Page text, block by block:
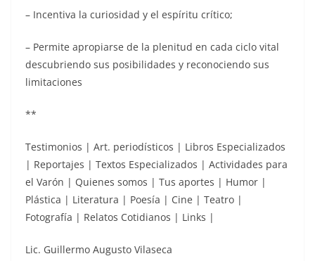
– Incentiva la curiosidad y el espíritu crítico;
– Permite apropiarse de la plenitud en cada ciclo vital
descubriendo sus posibilidades y reconociendo sus
limitaciones
**
Testimonios | Art. periodísticos | Libros Especializados
| Reportajes | Textos Especializados | Actividades para
el Varón | Quienes somos | Tus aportes | Humor |
Plástica | Literatura | Poesía | Cine | Teatro |
Fotografía | Relatos Cotidianos | Links |
Lic. Guillermo Augusto Vilaseca